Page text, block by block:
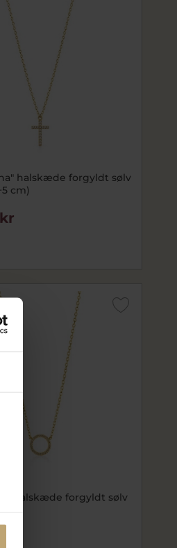
halskæde forgyldt sølv
cm)
halskæde forgyldt sølv